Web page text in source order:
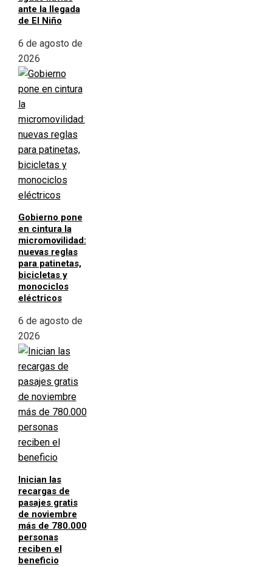
ante la llegada
de El Niño
6 de agosto de
2026
Gobierno pone
en cintura la
micromovilidad:
nuevas reglas
para patinetas,
bicicletas y
monociclos
eléctricos
6 de agosto de
2026
Inician las
recargas de
pasajes gratis
de noviembre
más de 780.000
personas
reciben el
beneficio